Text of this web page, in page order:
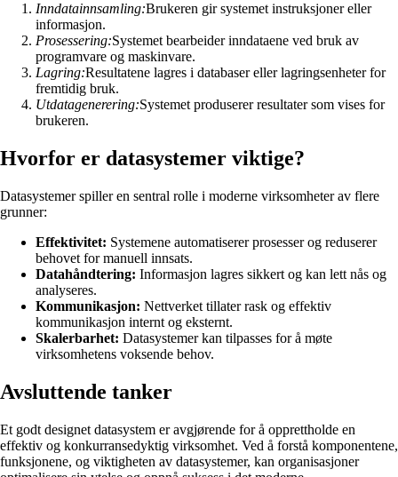
Inndatainnsamling:Brukeren gir systemet instruksjoner eller
informasjon.
Prosessering:Systemet bearbeider inndataene ved bruk av
programvare og maskinvare.
Lagring:Resultatene lagres i databaser eller lagringsenheter for
fremtidig bruk.
Utdatagenerering:Systemet produserer resultater som vises for
brukeren.
Hvorfor er datasystemer viktige?
Datasystemer spiller en sentral rolle i moderne virksomheter av flere
grunner:
Effektivitet: Systemene automatiserer prosesser og reduserer
behovet for manuell innsats.
Datahåndtering: Informasjon lagres sikkert og kan lett nås og
analyseres.
Kommunikasjon: Nettverket tillater rask og effektiv
kommunikasjon internt og eksternt.
Skalerbarhet: Datasystemer kan tilpasses for å møte
virksomhetens voksende behov.
Avsluttende tanker
Et godt designet datasystem er avgjørende for å opprettholde en
effektiv og konkurransedyktig virksomhet. Ved å forstå komponentene,
funksjonene, og viktigheten av datasystemer, kan organisasjoner